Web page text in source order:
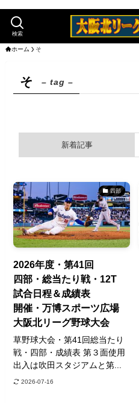
検索
ホーム そ
そ – tag –
新着記事
四部
2026年度・第41回
四部・総当たり戦・12T
試合日程＆成績表
開催・万博スポーツ広場
大阪北リーグ野球大会
草野球大会・第41回総当たり
戦・四部・成績表 第３面使用
出入は吹田スタジアムと第...
2026-07-16